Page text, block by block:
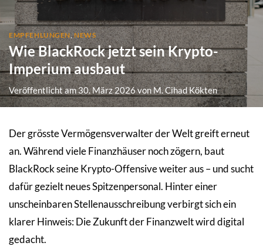
EMPFEHLUNGEN,NEWS
Wie BlackRock jetzt sein Krypto-
Imperium ausbaut
Veröffentlicht am30. März 2026vonM. Cihad Kökten
Der grösste Vermögensverwalter der Welt greift erneut
an. Während viele Finanzhäuser noch zögern, baut
BlackRock seine Krypto-Offensive weiter aus – und sucht
dafür gezielt neues Spitzenpersonal. Hinter einer
unscheinbaren Stellenausschreibung verbirgt sich ein
klarer Hinweis: Die Zukunft der Finanzwelt wird digital
gedacht.